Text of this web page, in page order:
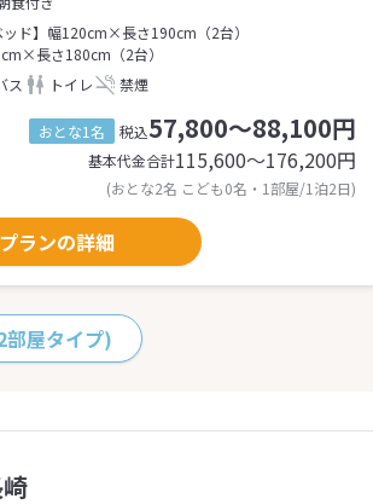
ッド】幅120cm×長さ190cm（2台）
長さ180cm（2台）
ス トイレ 禁煙
おとな1名 税込57,800～88,100円
基本代金合計115,600〜176,200円
(おとな2名 こども0名・1部屋/1泊2日)
プランの詳細
部屋タイプ)